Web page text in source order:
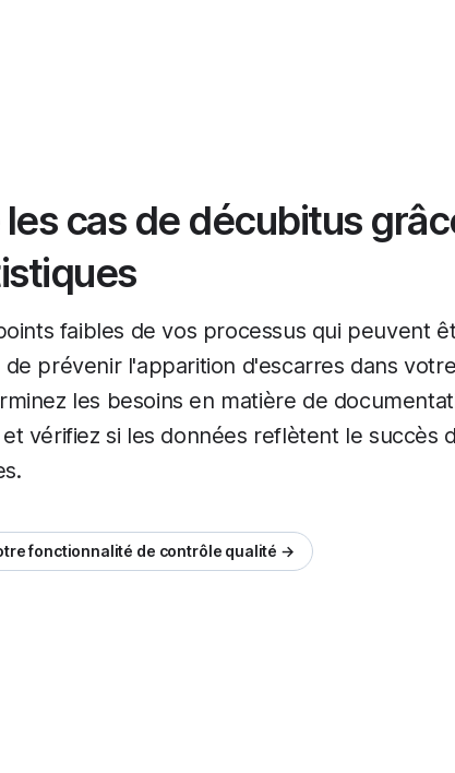
les cas de décubitus
faibles de vos processus qui peuvent
de prévenir l'apparition d'escarres dans votre
les besoins en matière de
vérifiez si les données reflètent le succès
fonctionnalité de contrôle qualité →